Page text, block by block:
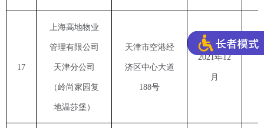
17
上海高地物业
管理有限公司
天津分公司
（岭尚家园复
地温莎堡）
天津市空港经
济区中心大道
188号
2021年12
月